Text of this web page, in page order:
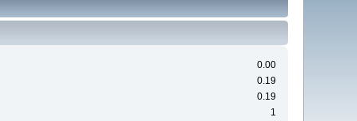
0.00
0.19
0.19
1